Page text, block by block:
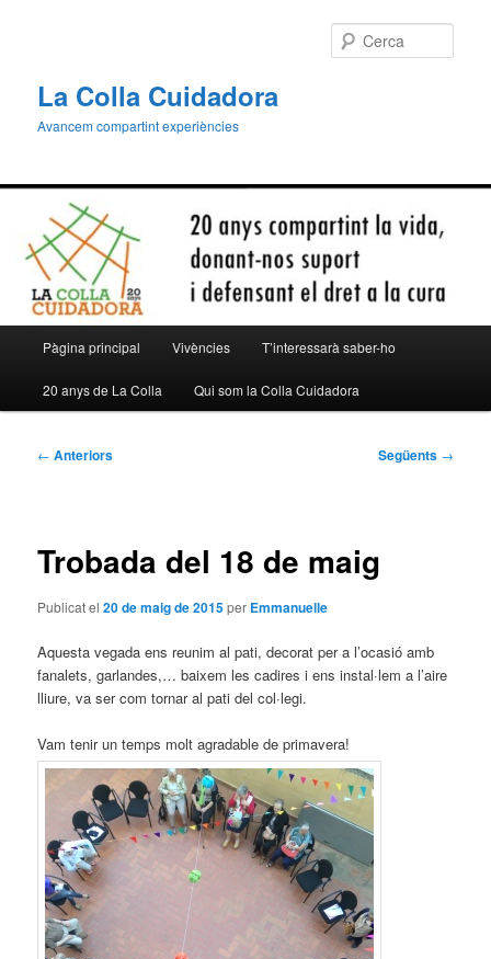
La Colla Cuidadora
Avancem compartint experiències
principal
Pàgina principal Vivències T’interessarà saber-ho
20 anys de La Colla Qui som la Colla Cuidadora
Navegació
← Anteriors Següents →
Trobada del 18 de maig
Publicat el20 de maig de 2015per Emmanuelle
Aquesta vegada ens reunim al pati, decorat per a l’ocasió amb
fanalets, garlandes,… baixem les cadires i ens instal·lem a l’aire
lliure, va ser com tornar al pati del col·legi.
Vam tenir un temps molt agradable de primavera!